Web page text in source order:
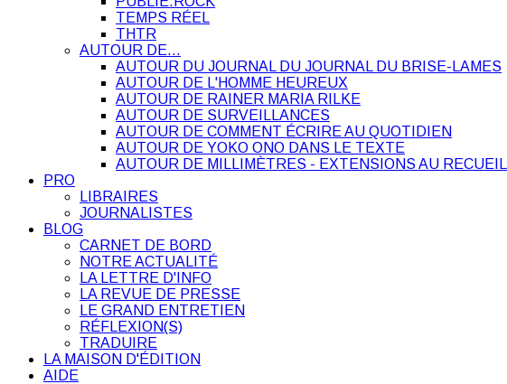
TEMPS RÉEL
THTR
AUTOUR DE…
AUTOUR DU JOURNAL DU JOURNAL DU BRISE-LAMES
AUTOUR DE L'HOMME HEUREUX
AUTOUR DE RAINER MARIA RILKE
AUTOUR DE SURVEILLANCES
AUTOUR DE COMMENT ÉCRIRE AU QUOTIDIEN
AUTOUR DE YOKO ONO DANS LE TEXTE
AUTOUR DE MILLIMÈTRES - EXTENSIONS AU RECUEIL
PRO
LIBRAIRES
JOURNALISTES
BLOG
CARNET DE BORD
NOTRE ACTUALITÉ
LA LETTRE D'INFO
LA REVUE DE PRESSE
LE GRAND ENTRETIEN
RÉFLEXION(S)
TRADUIRE
LA MAISON D'ÉDITION
AIDE